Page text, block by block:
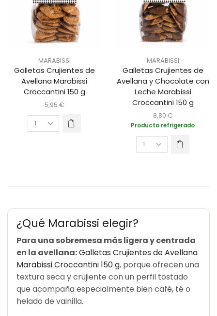
MARABISSI
Galletas Crujientes de
Avellana Marabissi
Croccantini 150 g
5,95 €
MARABISSI
Galletas Crujientes de
Avellana y Chocolate con
Leche Marabissi
Croccantini 150 g
8,80 €
Producto refrigerado
¿Qué Marabissi elegir?
Para una sobremesa más ligera y centrada
en la avellana:Galletas Crujientes de Avellana
Marabissi Croccantini 150 g, porque ofrecen una
textura seca y crujiente con un perfil tostado
que acompaña especialmente bien café, té o
helado de vainilla.